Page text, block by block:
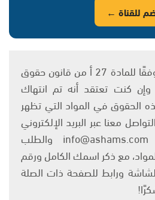
للقناة ←
يتم الاستخدام المواد وفقًا للمادة 27 أ من قانون حقوق
والنشر 2007، وإن كنت تعتقد أنه تم انتهاك
الحقوق في المواد التي تظهر
معنا عبر البريد الإلكتروني
على العنوان التالي: info@ashams.com والطلب
مع ذكر اسمك الكامل ورقم
ورابط للصفحة ذات الصلة